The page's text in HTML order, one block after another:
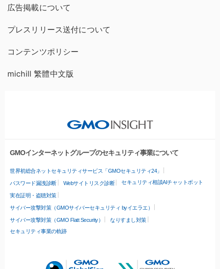
広告掲載について
プレスリリース送付について
コンテンツポリシー
michill 繁體中文版
GMOインターネットグループのセキュリティ事業について
世界初総合ネットセキュリティサービス「GMOセキュリティ24」
パスワード漏洩診断 Webサイトリスク診断 セキュリティ相談AIチャットボット
実在証明・盗聴対策
サイバー攻撃対策（GMOサイバーセキュリティ byイエラエ）
サイバー攻撃対策（GMO Flatt Security）
なりすまし対策
セキュリティ事業の軌跡